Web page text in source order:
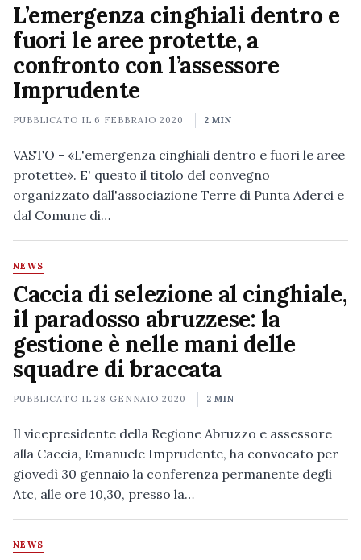
L’emergenza cinghiali dentro e
fuori le aree protette, a
confronto con l’assessore
Imprudente
PUBBLICATO IL 6 FEBBRAIO 2020 2 MIN
VASTO - «L'emergenza cinghiali dentro e fuori le aree
protette». E' questo il titolo del convegno
organizzato dall'associazione Terre di Punta Aderci e
dal Comune di…
NEWS
Caccia di selezione al cinghiale,
il paradosso abruzzese: la
gestione è nelle mani delle
squadre di braccata
PUBBLICATO IL28 GENNAIO 2020 2 MIN
Il vicepresidente della Regione Abruzzo e assessore
alla Caccia, Emanuele Imprudente, ha convocato per
giovedì 30 gennaio la conferenza permanente degli
Atc, alle ore 10,30, presso la…
NEWS